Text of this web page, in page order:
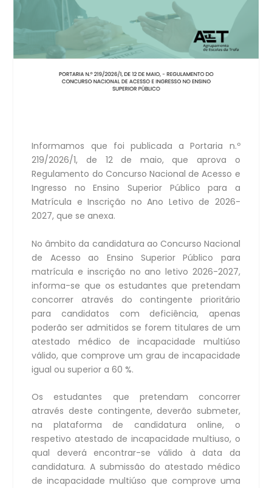
Informamos que foi publicada a Portaria n.º
219/2026/1, de 12 de maio, que aprova o
Regulamento do Concurso Nacional de Acesso e
Ingresso no Ensino Superior Público para a
Matrícula e Inscrição no Ano Letivo de 2026-
2027, que se anexa.
No âmbito da candidatura ao Concurso Nacional
de Acesso ao Ensino Superior Público para
matrícula e inscrição no ano letivo 2026-2027,
informa-se que os estudantes que pretendam
concorrer através docontingente prioritário
para candidatos com deficiência, apenas
poderão ser admitidos se forem titulares de um
atestado médico de incapacidade multiúso
válido, que comprove um grau de incapacidade
igual ou superior a 60 %.
Os estudantes que pretendam concorrer
através deste contingente, deverão submeter,
na plataforma de candidatura online, o
respetivo atestado de incapacidade multiuso, o
qual deverá encontrar-se válido à data da
candidatura. A submissão do atestado médico
de incapacidade multiúso que comprove uma